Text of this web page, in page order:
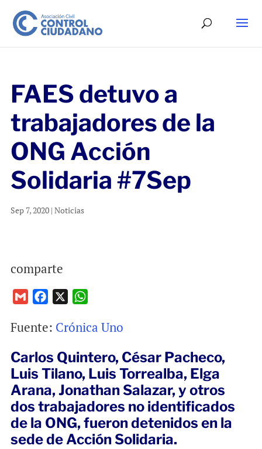
FAES detuvo a
trabajadores de la
ONG Acción
Solidaria #7Sep
Sep 7, 2020| Noticias
comparte
a
l
c
b
o
o
k
a
s
A
p
p
Fuente: Crónica Uno
Carlos Quintero, César Pacheco,
Luis Tilano, Luis Torrealba, Elga
Arana, Jonathan Salazar, y otros
dos trabajadores no identificados
de la ONG, fueron detenidos en la
sede de Acción Solidaria.